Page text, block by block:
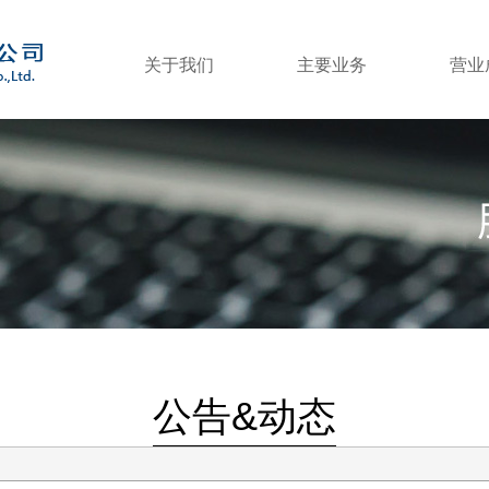
关于我们 主要业务 营业
公告&动态